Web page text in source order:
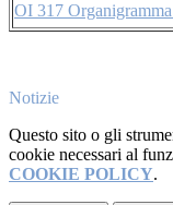
OI 317
Notizie
Questo sito o gli
cookie necessari al
COOKIE POLICY.